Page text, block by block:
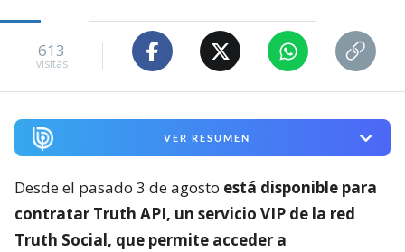
613
visitas
VER RESUMEN
Desde el pasado 3 de agosto está disponible para
contratar Truth API, un servicio VIP de la red
Truth Social, que permite acceder a